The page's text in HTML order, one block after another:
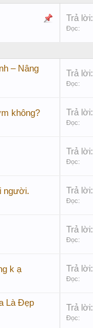
Trả lời:
Đọc:
– Nâng
Trả lời:
Đọc:
không? Trả lời:
Đọc:
Trả lời:
Đọc:
người. Trả lời:
Đọc:
Trả lời:
Đọc:
k ạ Trả lời:
Đọc:
Là Đẹp
Trả lời:
Đọc: